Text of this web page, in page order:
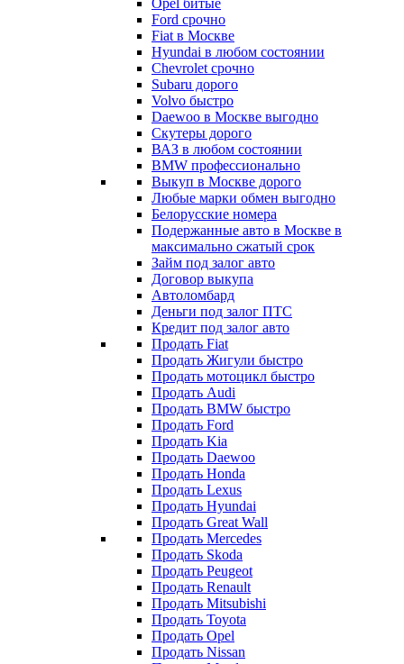
Opel битые
Ford срочно
Fiat в Москве
Hyundai в любом состоянии
Chevrolet срочно
Subaru дорого
Volvo быстро
Daewoo в Москве выгодно
Скутеры дорого
ВАЗ в любом состоянии
BMW профессионально
Выкуп в Москве дорого
Любые марки обмен выгодно
Белорусские номера
Подержанные авто в Москве в
максимально сжатый срок
Займ под залог авто
Договор выкупа
Автоломбард
Деньги под залог ПТС
Кредит под залог авто
Продать Fiat
Продать Жигули быстро
Продать мотоцикл быстро
Продать Audi
Продать BMW быстро
Продать Ford
Продать Kia
Продать Daewoo
Продать Honda
Продать Lexus
Продать Hyundai
Продать Great Wall
Продать Mercedes
Продать Skoda
Продать Peugeot
Продать Renault
Продать Mitsubishi
Продать Toyota
Продать Opel
Продать Nissan